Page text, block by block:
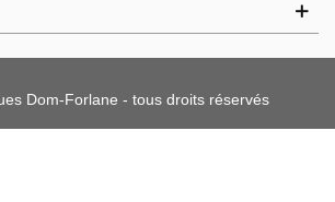
Dom-Forlane - tous droits réservés